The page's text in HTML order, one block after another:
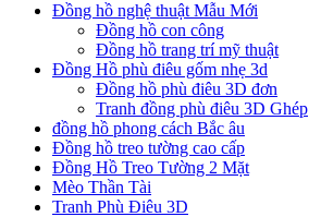
Đồng hồ nghệ thuật Mẫu Mới
Đồng hồ con công
Đồng hồ trang trí mỹ thuật
Đồng Hồ phù điêu gốm nhẹ 3d
Đồng hồ phù điêu 3D đơn
Tranh đồng phù điêu 3D Ghép
đồng hồ phong cách Bắc âu
Đồng hồ treo tường cao cấp
Đồng Hồ Treo Tường 2 Mặt
Mèo Thần Tài
Tranh Phù Điêu 3D